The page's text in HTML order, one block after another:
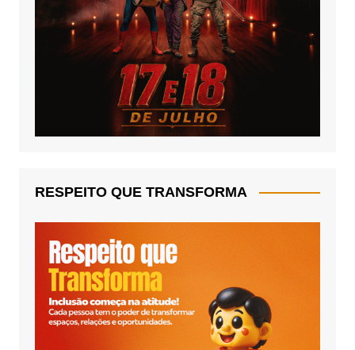
RESPEITO QUE TRANSFORMA